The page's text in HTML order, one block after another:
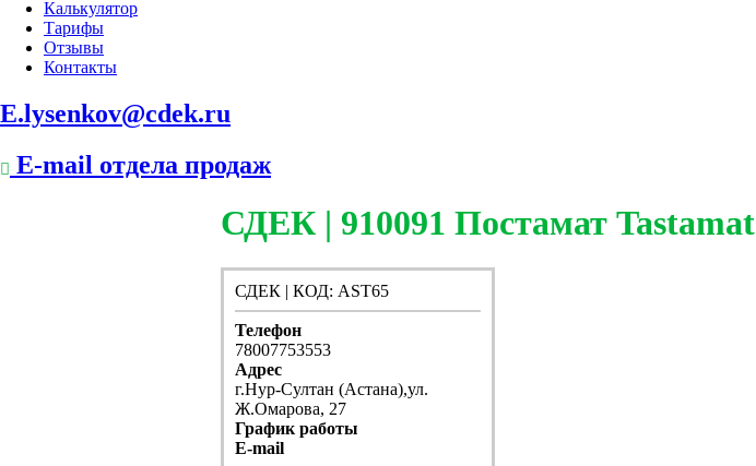
Калькулятор
Тарифы
Отзывы
Контакты
E.lysenkov@cdek.ru
E-mail отдела продаж
СДЕК | 910091 Постамат Tastamat
СДЕК | КОД: AST65
Телефон
78007753553
Адрес
г.Нур-Султан (Астана),ул.
Ж.Омарова, 27
График работы
E-mail